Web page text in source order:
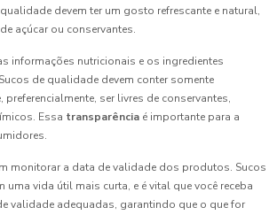
devem ter um gosto refrescante e natural,
açúcar ou conservantes.
informações nutricionais e os ingredientes
de qualidade devem conter somente
preferencialmente, ser livres de conservantes,
Essa transparência é importante para a
monitorar a data de validade dos produtos. Sucos
uma vida útil mais curta, e é vital que você receba
validade adequadas, garantindo que o que for